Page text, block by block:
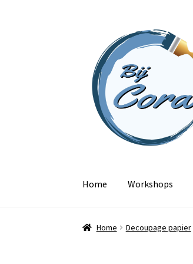
naar
navigatie
inhoud
Home Workshops
Home Decoupage papier